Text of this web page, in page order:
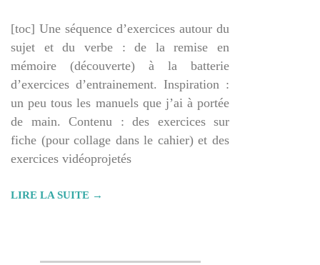
[toc] Une séquence d’exercices autour du
sujet et du verbe : de la remise en
mémoire (découverte) à la batterie
d’exercices d’entrainement. Inspiration :
un peu tous les manuels que j’ai à portée
de main. Contenu : des exercices sur
fiche (pour collage dans le cahier) et des
exercices vidéoprojetés
LIRE LA SUITE →